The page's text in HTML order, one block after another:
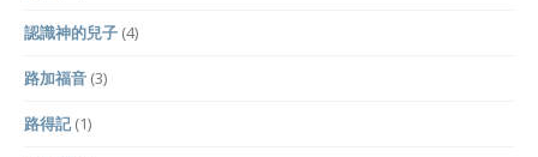
認識神的兒子 (4)
路加福音 (3)
路得記(1)